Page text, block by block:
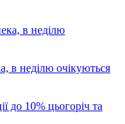
в неділю очікуються